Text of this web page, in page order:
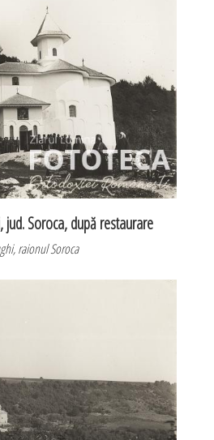
jud. Soroca, după restaurare
raionul Soroca